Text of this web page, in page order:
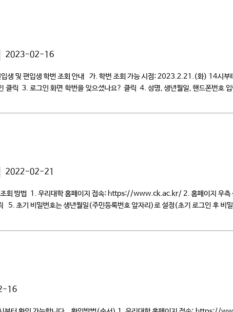
2023-02-16
생 및 편입생 학번 조회 안내 가. 학번 조회 가능 시점: 2023.2.21.(화) 14시부
3. 로그인 화면 학번을 잊으셨나요? 클릭 4. 성명, 생년월일, 핸드폰번호 입
2022-02-21
회 방법 1. 우리대학 홈페이지 접속: https://www.ck.ac.kr/ 2. 홈페이지 우
5. 초기 비밀번호는 생년월일(주민등록번호 앞자리)로 설정(초기 로그인 후 비
16